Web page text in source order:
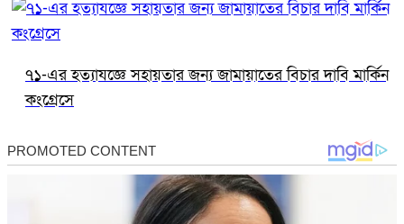
৭১-এর হত্যাযজ্ঞে সহায়তার জন্য জামায়াতের বিচার দাবি মার্কিন
কংগ্রেসে